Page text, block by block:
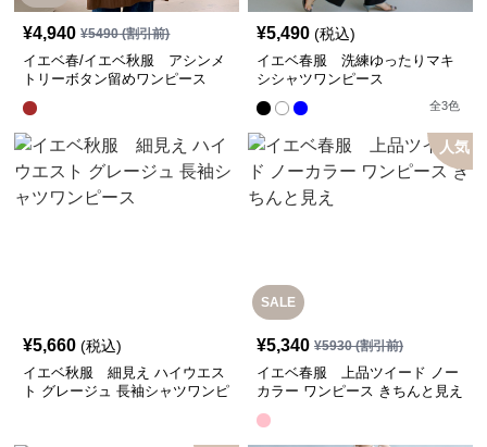
¥4,940 ¥5490(割引前)
イエベ春/イエベ秋服 アシンメ
トリーボタン留めワンピース
¥5,490 (税込)
イエベ春服 洗練ゆったりマキ
シシャツワンピース
全3色
¥5,660 (税込)
イエベ秋服 細見え ハイウエス
ト グレージュ 長袖シャツワンピ
SALE
人気
¥5,340 ¥5930(割引前)
イエベ春服 上品ツイード ノー
カラー ワンピース きちんと見え